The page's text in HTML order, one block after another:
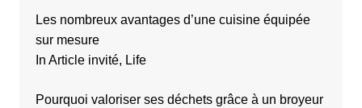
Les nombreux avantages d’une cuisine équipée
sur mesure
In Article invité, Life
Pourquoi valoriser ses déchets grâce à un broyeur